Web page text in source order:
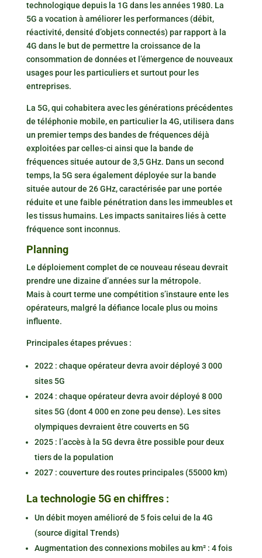
technologique depuis la 1G dans les années 1980. La
5G a vocation à améliorer les performances (débit,
réactivité, densité d’objets connectés) par rapport à la
4G dans le but de permettre la croissance de la
consommation de données et l’émergence de nouveaux
usages pour les particuliers et surtout pour les
entreprises.
La 5G, qui cohabitera avec les générations précédentes
de téléphonie mobile, en particulier la 4G, utilisera dans
un premier temps des bandes de fréquences déjà
exploitées par celles-ci ainsi que la bande de
fréquences située autour de 3,5 GHz. Dans un second
temps, la 5G sera également déployée sur la bande
située autour de 26 GHz, caractérisée par une portée
réduite et une faible pénétration dans les immeubles et
les tissus humains. Les impacts sanitaires liés à cette
fréquence sont inconnus.
Planning
Le déploiement complet de ce nouveau réseau devrait
prendre une dizaine d’années sur la métropole.
Mais à court terme une compétition s’instaure ente les
opérateurs, malgré la défiance locale plus ou moins
influente.
Principales étapes prévues :
2022 : chaque opérateur devra avoir déployé 3 000
sites 5G
2024 : chaque opérateur devra avoir déployé 8 000
sites 5G (dont 4 000 en zone peu dense). Les sites
olympiques devraient être couverts en 5G
2025 : l’accès à la 5G devra être possible pour deux
tiers de la population
2027 : couverture des routes principales (55000 km)
La technologie 5G en chiffres :
Un débit moyen amélioré de 5 fois celui de la 4G
(source digital Trends)
Augmentation des connexions mobiles au km² : 4 fois